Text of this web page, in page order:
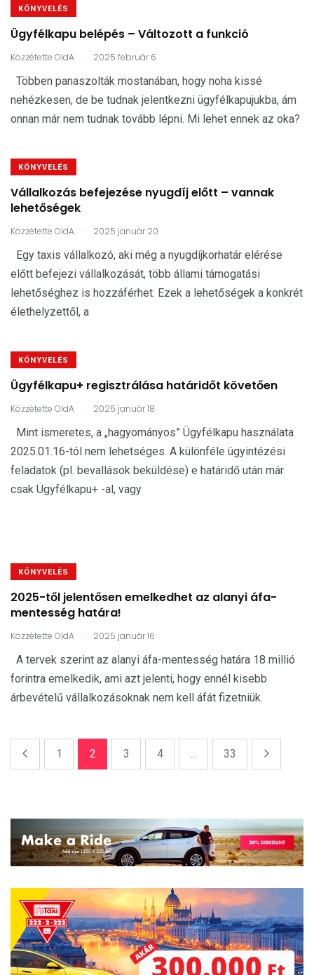
KÖNYVELÉS
Ügyfélkapu belépés – Változott a funkció
Közzétette OldA . 2025 február 6
Többen panaszolták mostanában, hogy noha kissé
nehézkesen, de be tudnak jelentkezni ügyfélkapujukba, ám
onnan már nem tudnak tovább lépni. Mi lehet ennek az oka?
KÖNYVELÉS
Vállalkozás befejezése nyugdíj előtt – vannak
lehetőségek
Közzétette OldA . 2025 január 20
Egy taxis vállalkozó, aki még a nyugdíjkorhatár elérése
előtt befejezi vállalkozását, több állami támogatási
lehetőséghez is hozzáférhet. Ezek a lehetőségek a konkrét
élethelyzettől, a
KÖNYVELÉS
Ügyfélkapu+ regisztrálása határidőt követően
Közzétette OldA . 2025 január 18
Mint ismeretes, a „hagyományos” Ügyfélkapu használata
2025.01.16-tól nem lehetséges. A különféle ügyintézési
feladatok (pl. bevallások beküldése) e határidő után már
csak Ügyfélkapu+ -al, vagy
KÖNYVELÉS
2025-től jelentősen emelkedhet az alanyi áfa-
mentesség határa!
Közzétette OldA . 2025 január 16
A tervek szerint az alanyi áfa-mentesség határa 18 millió
forintra emelkedik, ami azt jelenti, hogy ennél kisebb
árbevételű vállalkozásoknak nem kell áfát fizetniük.
1 2 3 4 33